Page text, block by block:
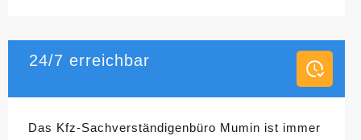
24/7 erreichbar
Das Kfz-Sachverständigenbüro Mumin ist immer